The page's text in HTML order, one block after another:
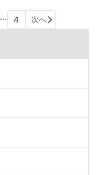
… 4 次へ